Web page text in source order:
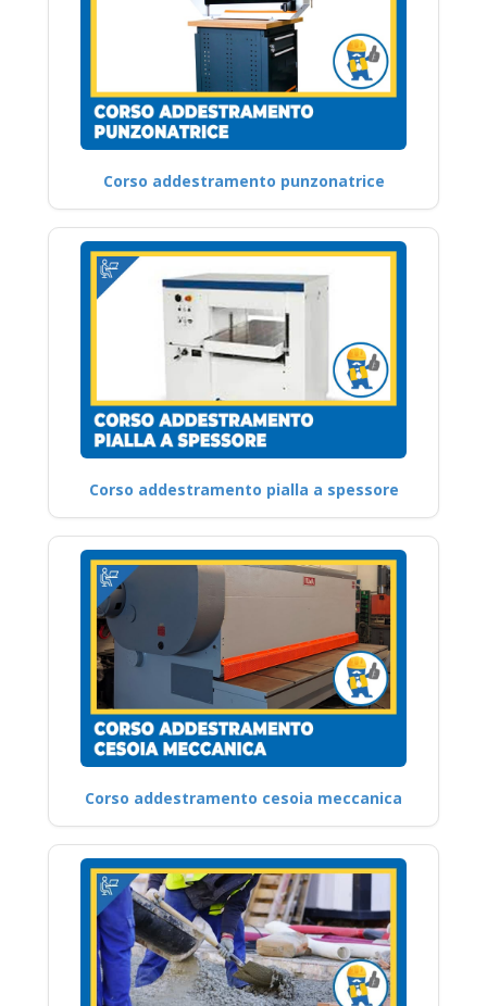
Corso addestramento punzonatrice
Corso addestramento pialla a spessore
Corso addestramento cesoia meccanica